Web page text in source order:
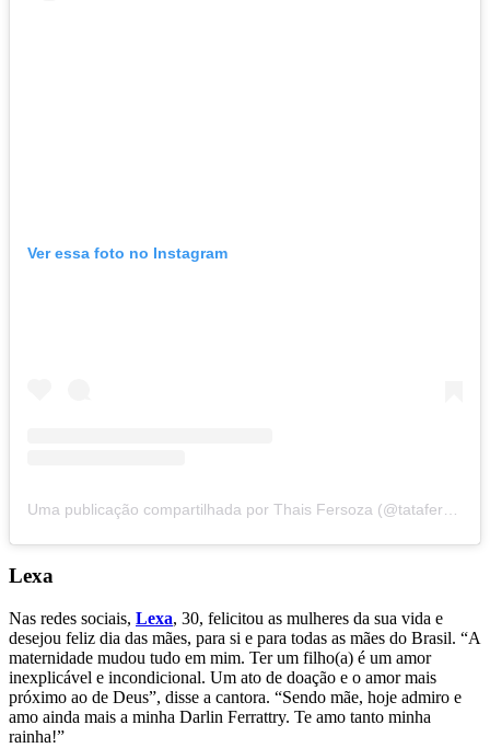
Ver essa foto no Instagram
Lexa
Nas redes sociais, Lexa, 30, felicitou as mulheres da sua vida e
desejou feliz dia das mães, para si e para todas as mães do Brasil. “A
maternidade mudou tudo em mim. Ter um filho(a) é um amor
inexplicável e incondicional. Um ato de doação e o amor mais
próximo ao de Deus”, disse a cantora. “Sendo mãe, hoje admiro e
amo ainda mais a minha Darlin Ferrattry. Te amo tanto minha
rainha!”